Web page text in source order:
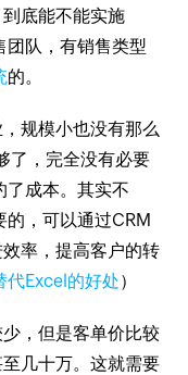
底能不能实施
团队，有销售类型
的。
规模小也没有那么
了，完全没有必要
了成本。其实不
的，可以通过CRM
率，提高客户的转
代Excel的好处）
，但是客单价比较
几十万。这就需要